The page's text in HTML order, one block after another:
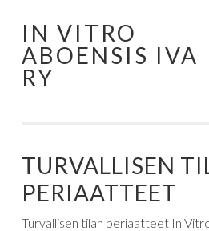
Siirry
sisältöön
IN VITRO
ABOENSIS IVA
RY
TURVALLISEN
PERIAATTEET
Turvallisen tilan periaatteet In